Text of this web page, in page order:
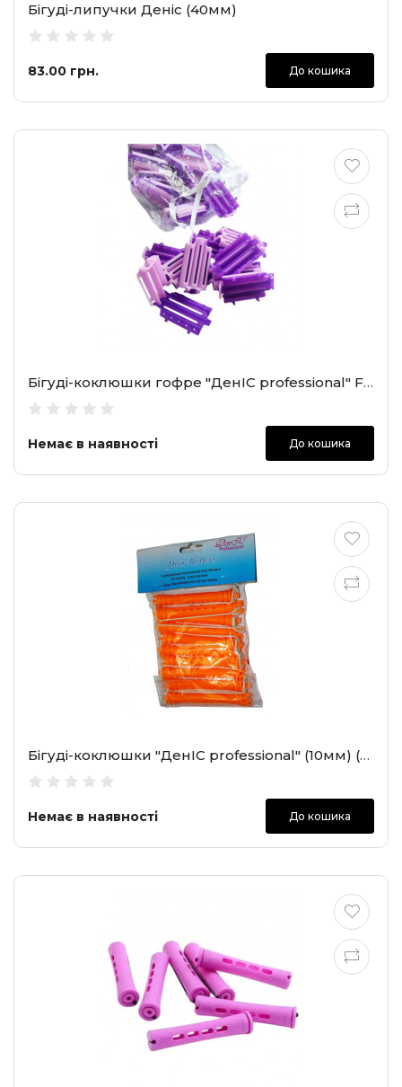
Бігуді-липучки Деніс (40мм)
83.00 грн. До кошика
Бiгудi-коклюшки гофре "ДенІС professional" Fix (SH-H002)
Немає в наявності До кошика
Бігуді-коклюшки "ДенІС professional" (10мм) (2101)
Немає в наявності До кошика